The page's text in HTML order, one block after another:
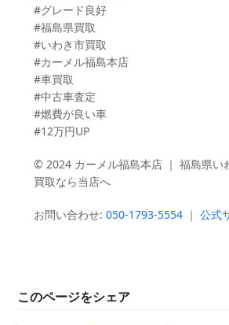
#グレード良好
#福島県買取
#いわき市買取
#カーメル福島本店
#車買取
#中古車査定
#燃費が良い車
#12万円UP
© 2024 カーメル福島本店 ｜ 福島県い
買取なら当店へ
お問い合わせ: 050-1793-5554｜ 公式
このページをシェア